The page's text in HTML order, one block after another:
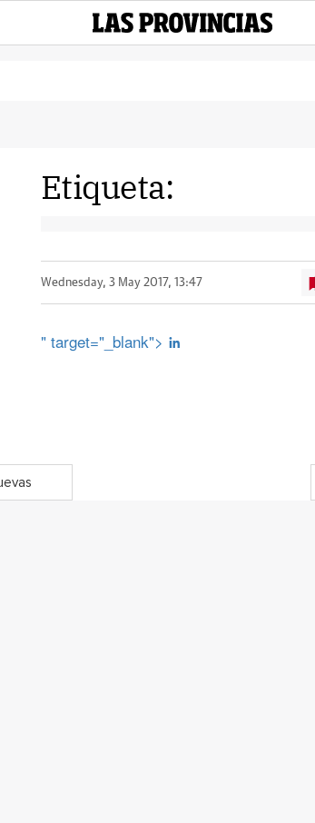
Etiqueta:
Wednesday, 3 May 2017, 13:47
" target="_blank">